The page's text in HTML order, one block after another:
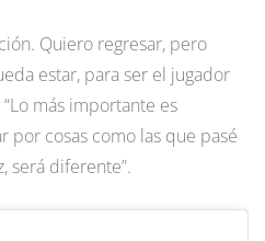
Quiero regresar, pero
estar, para ser el jugador
más importante es
por cosas como las que pasé
será diferente”.